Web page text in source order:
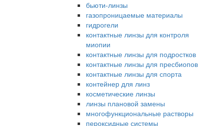
бьюти-линзы
газопроницаемые материалы
гидрогели
контактные линзы для контроля
миопии
контактные линзы для подростков
контактные линзы для пресбиопов
контактные линзы для спорта
контейнер для линз
косметические линзы
линзы плановой замены
многофункциональные растворы
пероксидные системы